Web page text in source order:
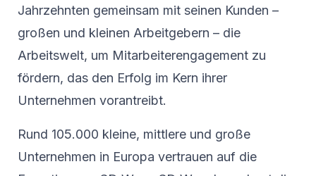
Jahrzehnten gemeinsam mit seinen Kunden –
großen und kleinen Arbeitgebern – die
Arbeitswelt, um Mitarbeiterengagement zu
fördern, das den Erfolg im Kern ihrer
Unternehmen vorantreibt.
Rund 105.000 kleine, mittlere und große
Unternehmen in Europa vertrauen auf die